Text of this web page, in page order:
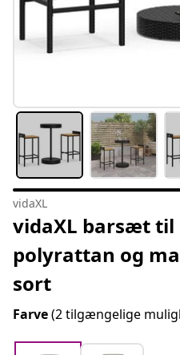
vidaXL
vidaXL barsæt til
polyrattan og
sort
Farve(2 tilgængelige